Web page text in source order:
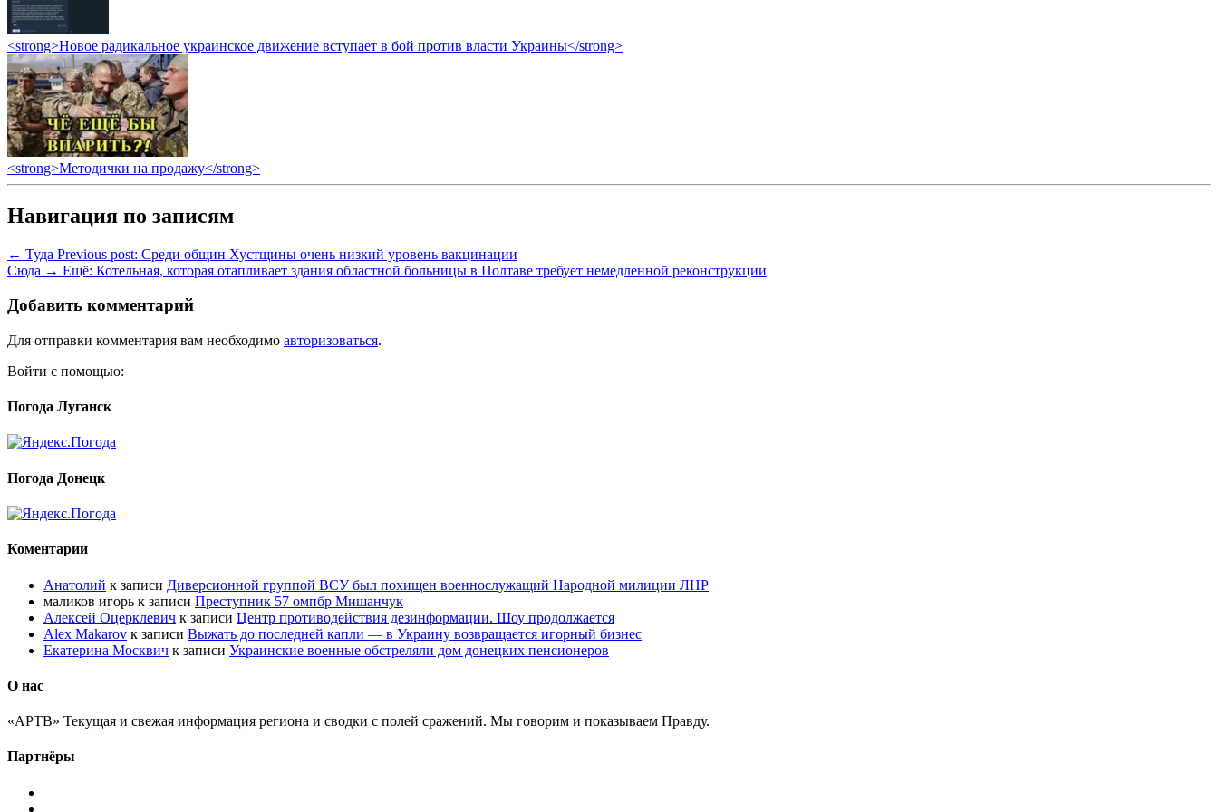
<strong>Новое радикальное украинское движение вступает в бой против власти Украины</strong>
<strong>Методички на продажу</strong>
Навигация по записям
← Туда Previous post: Среди общин Хустщины очень низкий уровень вакцинации
Сюда → Ещё: Котельная, которая отапливает здания областной больницы в Полтаве требует немедленной реконструкции
Добавить комментарий
Для отправки комментария вам необходимо авторизоваться.
Войти с помощью:
Погода Луганск
Погода Донецк
Коментарии
Анатолий к записи Диверсионной группой ВСУ был похищен военнослужащий Народной милиции ЛНР
маликов игорь к записи Преступник 57 омпбр Мишанчук
Алексей Оцерклевич к записи Центр противодействия дезинформации. Шоу продолжается
Alex Makarov к записи Выжать до последней капли — в Украину возвращается игорный бизнес
Екатерина Москвич к записи Украинские военные обстреляли дом донецких пенсионеров
О нас
«АРТВ» Текущая и свежая информация региона и сводки с полей сражений. Мы говорим и показываем Правду.
Партнёры